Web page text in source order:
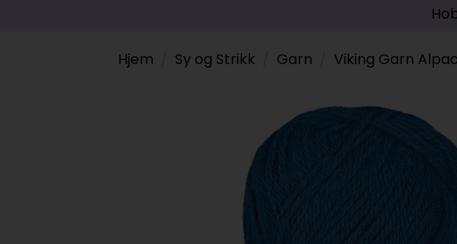
Hjem Sy og Strikk Garn Viking Garn